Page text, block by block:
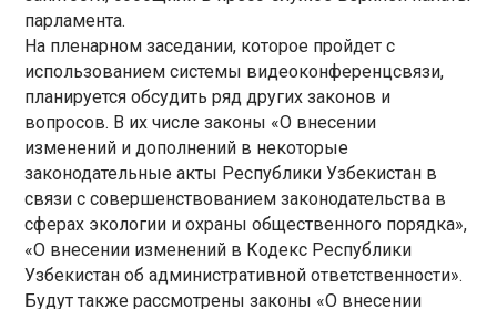
парламента.
На пленарном заседании, которое пройдет с
использованием системы видеоконференцсвязи,
планируется обсудить ряд других законов и
вопросов. В их числе законы «О внесении
изменений и дополнений в некоторые
законодательные акты Республики Узбекистан в
связи с совершенствованием законодательства в
сферах экологии и охраны общественного порядка»,
«О внесении изменений в Кодекс Республики
Узбекистан об административной ответственности».
Будут также рассмотрены законы «О внесении